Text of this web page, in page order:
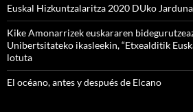
Euskal Hizkuntzalaritza 2020 DUko
Kike Amonarrizek euskararen
Unibertsitateko ikasleekin, “Etxealditik
lotuta
El océano, antes y después de Elcano